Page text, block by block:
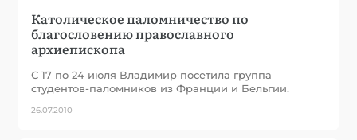
Католическое паломничество по
благословению православного
архиепископа
С 17 по 24 июля Владимир посетила группа
студентов-паломников из Франции и Бельгии.
26.07.2010